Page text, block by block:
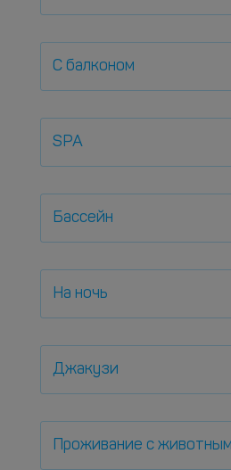
С балконом
SPA
Бассейн
На ночь
Джакузи
Проживание с